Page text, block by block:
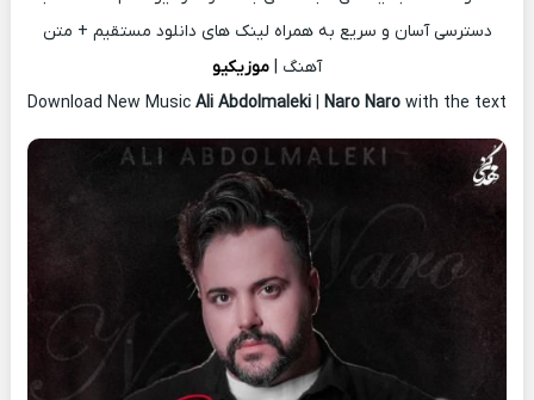
دسترسی آسان و سریع به همراه لینک های دانلود مستقیم + متن
آهنگ | موزیکیو
Download New Music Ali Abdolmaleki | Naro Naro with the text